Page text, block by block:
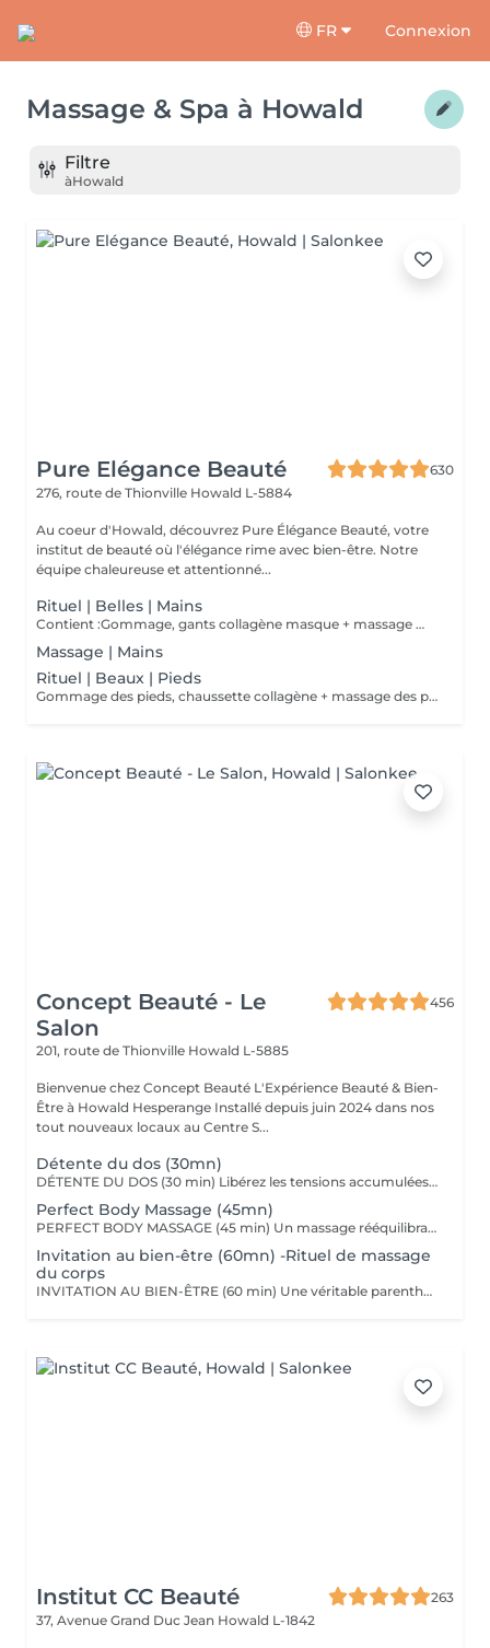
FR Connexion
Massage & Spa à Howald
Filtre
àHowald
Pure Elégance Beauté
630
276, route de Thionville Howald L-5884
Au coeur d'Howald, découvrez Pure Élégance Beauté, votre
institut de beauté où l'élégance rime avec bien-être. Notre
équipe chaleureuse et attentionné...
Rituel | Belles | Mains
Contient :Gommage, gants collagène masque + massage mains
Massage | Mains
Rituel | Beaux | Pieds
Gommage des pieds, chaussette collagène + massage des pieds
Concept Beauté - Le
Salon
456
201, route de Thionville Howald L-5885
Bienvenue chez Concept Beauté L'Expérience Beauté & Bien-
Être à Howald Hesperange Installé depuis juin 2024 dans nos
tout nouveaux locaux au Centre S...
Détente du dos (30mn)
DÉTENTE DU DOS (30 min) Libérez les tensions accumulées avec ce massage ciblé du dos, des épaules et de la nuque. Grâce à des manuvres profondes et enveloppantes, ce soin soulage les tensions musculaires, améliore la circulation et procure une sensation immédiate de relaxation. Nous utilisons les huiles aromatiques Comfort Zone, riches en extraits naturels apaisants, pour nourrir la peau tout en offrant un véritable moment de lâcher-prise. Comfort Zone, marque italienne de soins haut de gamme, allie science et nature pour offrir des produits efficaces, sensoriels et respectueux de l'environnement. Formulés avec des ingrédients d'origine naturelle et issus de l'agriculture régénérative, sans silicones ni parabènes, leurs produits garantissent une expérience bien-être complète, tout en respectant votre peau et la planète.
Perfect Body Massage (45mn)
PERFECT BODY MASSAGE (45 min) Un massage rééquilibrant qui allie des techniques relaxantes et tonifiantes pour une détente profonde du corps et de l'esprit. Ce soin sur-mesure, adapté à vos besoins, favorise la détente musculaire tout en stimulant la circulation pour une sensation de légèreté et de bien-être absolu. Les textures soyeuses et les actifs botaniques Comfort Zone, formulés sans silicones ni parabènes, enveloppent votre peau de douceur et hydratent intensément.
Invitation au bien-être (60mn) -Rituel de massage
du corps
INVITATION AU BIEN-ÊTRE (60 min) Une véritable parenthèse de relaxation avec un massage complet du corps qui harmonise les énergies et procure une détente profonde. Grâce à des mouvements fluides et enveloppants, ce soin relâche les tensions musculaires, apaise le mental et redonne vitalité et sérénité. Nous utilisons les huiles et baumes sensoriels Comfort Zone, enrichis en huiles essentielles et ingrédients issus de l'agriculture régénérative, pour une expérience à la fois relaxante et écoresponsable.
Institut CC Beauté
263
37, Avenue Grand Duc Jean Howald L-1842